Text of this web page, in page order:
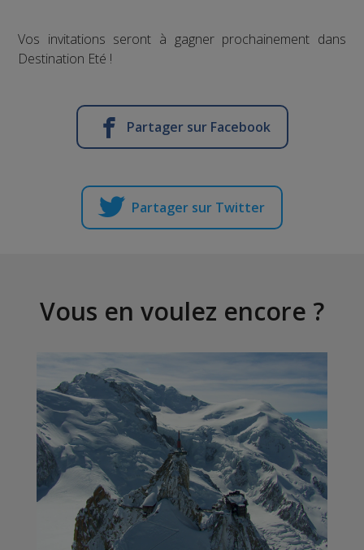
Vos invitations seront à gagner prochainement dans
Destination Eté !
Partager sur Facebook
Partager sur Twitter
Vous en voulez encore ?